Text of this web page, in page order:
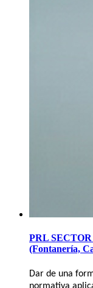
PRL
(Fontanería,
Dar de una
normativa